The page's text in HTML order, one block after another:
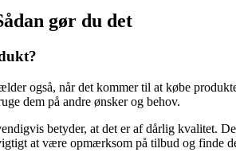
gør du det
også, når det kommer til at købe
dem på andre ønsker og behov.
betyder, at det er af dårlig kvalitet.
at være opmærksom på tilbud og finde